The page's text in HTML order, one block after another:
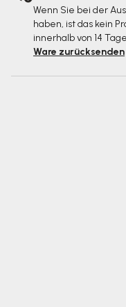
Wenn Sie bei der
haben, ist das kein
innerhalb von 14
Ware zurücksenden